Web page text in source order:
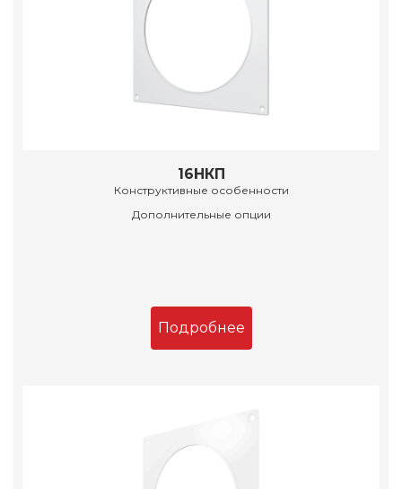
16НКП
Конструктивные особенности
Дополнительные опции
Подробнее